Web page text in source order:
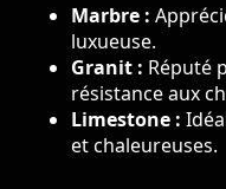
Marbre :
luxueuse.
Granit : Réputé
résistance aux
Limestone :
et chaleureuses.